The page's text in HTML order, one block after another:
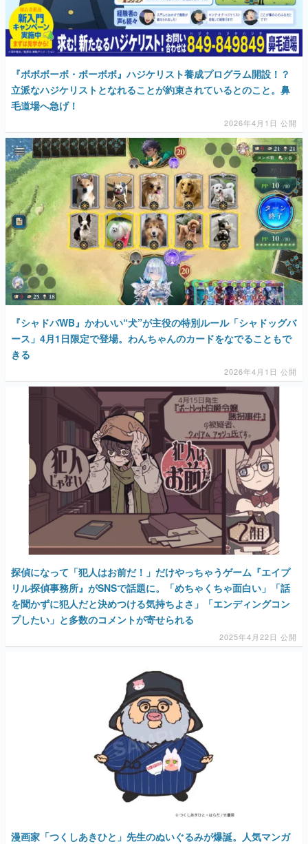
『ボボボーボ・ボーボボ』ハジケリスト養成プログラム開設！？
立派なハジケリストとなれることが約束されているとのこと。鼻
毛道場へ急げ！
2026年4月1日 公開
『シャドバWB』かわいい“犬”が主役の特別ルール「シャドッグバ
ース」4月1日限定で登場。わんちゃんのカードをなでることもで
きる
2026年4月1日 公開
探偵になって「犯人はお前だ！」だけやっちゃうゲーム『エイプ
リル探偵事務所』がSNSで話題に。「めちゃくちゃ面白い」「話
を聞かずに犯人だと決めつける気持ちよさ」「エンディングコン
プしたい」と多数のコメントが寄せられる
2025年4月22日 公開
漫画家「つくしあきひと」先生のぬいぐるみが爆誕。人気マンガ